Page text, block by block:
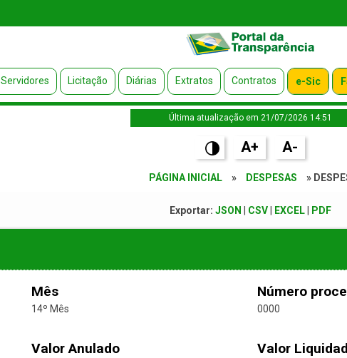
Servidores Licitação Diárias Extratos Contratos e-Sic
Última atualização em 21/07/2026 14:51
A+ A-
PÁGINA INICIAL » DESPESAS »
Exportar: JSON CSV| EXCEL| PDF
Mês
14º Mês
Número
0000
Valor Anulado Valor